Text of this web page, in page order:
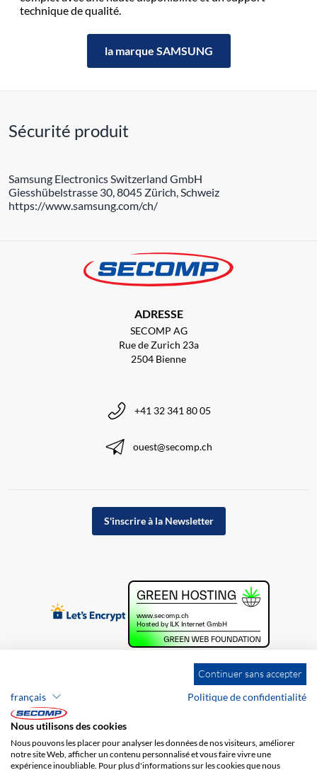
technique de qualité.
la marque SAMSUNG
Sécurité produit
Samsung Electronics Switzerland GmbH
Giesshübelstrasse 30, 8045 Zürich, Schweiz
https://www.samsung.com/ch/
ADRESSE
SECOMP AG
Rue de Zurich 23a
2504 Bienne
+41 32 341 80 05
ouest@secomp.ch
S'inscrire à la Newsletter
Continuer sans accepter
français
Politique de confidentialité
Nous utilisons des cookies
Nous pouvons les placer pour analyser les données de nos visiteurs, améliorer
notre site Web, afficher un contenu personnalisé et vous faire vivre une
expérience inoubliable. Pour plus d'informations sur les cookies que nous